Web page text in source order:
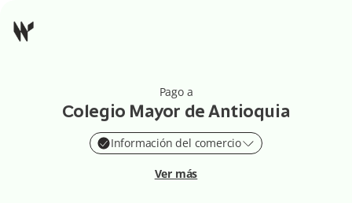
Pago a
Colegio Mayor de Antioquia
Información del comercio
Ver más